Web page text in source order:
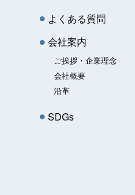
よくある質問
会社案内
ご挨拶・企業理念
会社概要
沿革
SDGs